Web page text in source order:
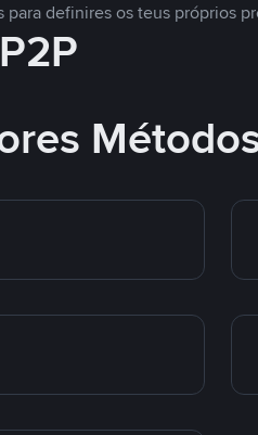
para definires os teus próprios